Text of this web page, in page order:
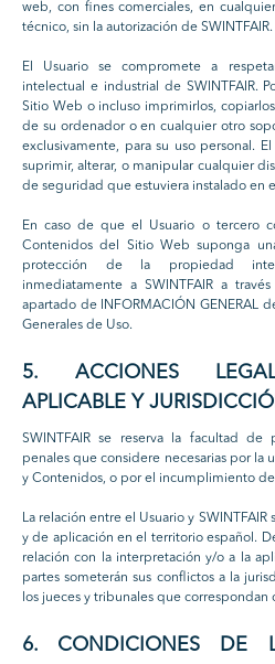
web, con fines comerciales, en
técnico, sin la autorización de SWINTFAIR.
El Usuario se compromete a
intelectual e industrial de SWINTFAIR.
Sitio Web o incluso imprimirlos,
de su ordenador o en cualquier otro
exclusivamente, para su uso personal.
suprimir, alterar, o manipular cualquier
de seguridad que estuviera instalado en
En caso de que el Usuario o tercero
Contenidos del Sitio Web suponga
protección de la propiedad
inmediatamente a SWINTFAIR a
apartado de INFORMACIÓN GENERAL
Generales de Uso.
5. ACCIONES
APLICABLE Y
SWINTFAIR se reserva la facultad de
penales que considere necesarias por la
y Contenidos, o por el incumplimiento
La relación entre el Usuario y
y de aplicación en el territorio español.
relación con la interpretación y/o a la
partes someterán sus conflictos a la
los jueces y tribunales que
6. CONDICIONES DE